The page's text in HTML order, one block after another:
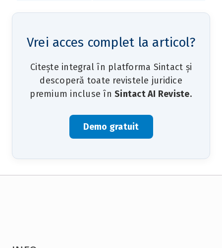
Vrei acces complet la articol?
Citește integral în platforma Sintact și
descoperă toate revistele juridice
premium incluse în Sintact AI Reviste.
Demo gratuit